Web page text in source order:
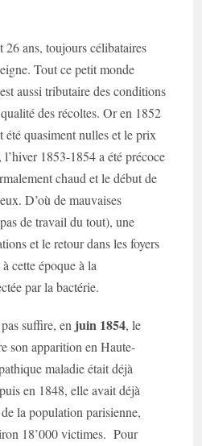
ans, toujours célibataires
Tout ce petit monde
aussi tributaire des conditions
des récoltes. Or en 1852
été quasiment nulles et le prix
1853-1854 a été précoce
chaud et le début de
D’où de mauvaises
de travail du tout), une
et le retour dans les foyers
cette époque à la
par la bactérie.
suffire, en juin 1854, le
son apparition en Haute-
maladie était déjà
en 1848, elle avait déjà
la population parisienne,
18’000 victimes. Pour